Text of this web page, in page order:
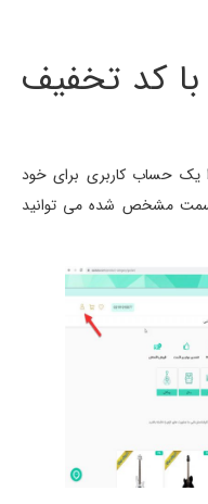
کد تخفیف
یک حساب کاربری برای خود
مشخص شده می توانید